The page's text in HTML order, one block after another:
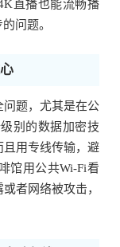
直播也能流畅播
问题。
题，尤其是在公
别的数据加密技
用专线传输，避
馆用公共Wi-Fi看
者网络被攻击，